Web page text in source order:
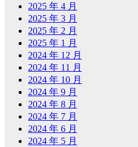
2025 年 4 月
2025 年 3 月
2025 年 2 月
2025 年 1 月
2024 年 12 月
2024 年 11 月
2024 年 10 月
2024 年 9 月
2024 年 8 月
2024 年 7 月
2024 年 6 月
2024 年 5 月